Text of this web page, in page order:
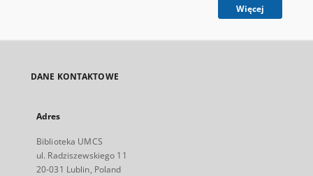
Więcej
DANE KONTAKTOWE
Adres
Biblioteka UMCS
ul. Radziszewskiego 11
20-031 Lublin, Poland